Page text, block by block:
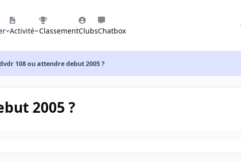
Activité ClassementClubsChatbox
108 ou attendre debut 2005 ?
2005 ?